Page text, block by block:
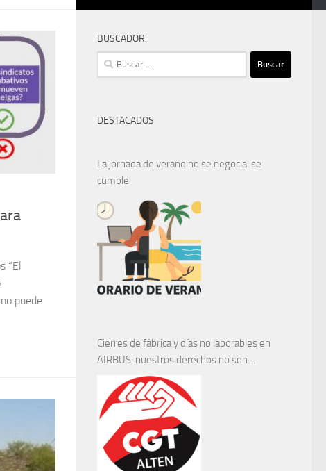
“El
puede
BUSCADOR:
Buscar:
DESTACADOS
La jornada de verano no se negocia: se
cumple
Cierres de fábrica y días no laborables en
AIRBUS: nuestros derechos no son
negociables